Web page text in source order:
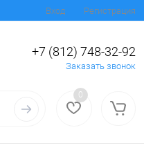
Вход Регистрация
+7 (812) 748-32-92
Заказать звонок
0